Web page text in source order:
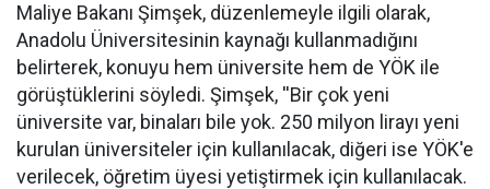
Maliye Bakanı Şimşek, düzenlemeyle ilgili olarak,
Anadolu Üniversitesinin kaynağı kullanmadığını
belirterek, konuyu hem üniversite hem de YÖK ile
görüştüklerini söyledi. Şimşek, ''Bir çok yeni
üniversite var, binaları bile yok. 250 milyon lirayı yeni
kurulan üniversiteler için kullanılacak, diğeri ise YÖK'e
verilecek, öğretim üyesi yetiştirmek için kullanılacak.